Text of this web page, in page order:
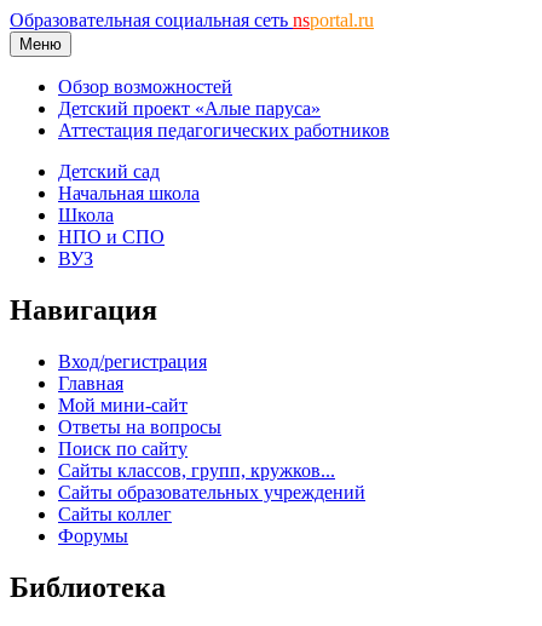
Образовательная социальная сеть nsportal.ru
Меню
Обзор возможностей
Детский проект «Алые паруса»
Аттестация педагогических работников
Детский сад
Начальная школа
Школа
НПО и СПО
ВУЗ
Навигация
Вход/регистрация
Главная
Мой мини-сайт
Ответы на вопросы
Поиск по сайту
Сайты классов, групп, кружков...
Сайты образовательных учреждений
Сайты коллег
Форумы
Библиотека